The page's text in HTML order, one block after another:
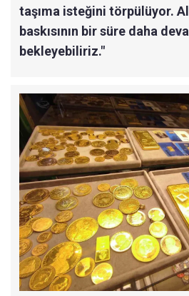
taşıma isteğini törpülüyor.
baskısının bir süre daha
bekleyebiliriz."